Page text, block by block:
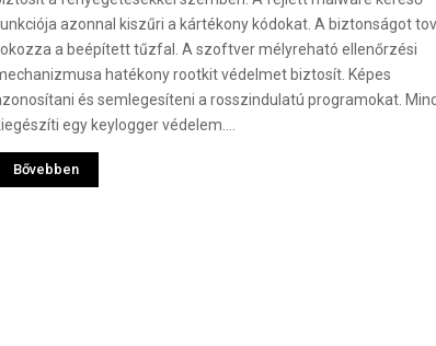
azonnal kiszűri a kártékony kódokat. A biztonságot
a beépített tűzfal. A szoftver mélyreható ellenőrzési
hatékony rootkit védelmet biztosít. Képes
és semlegesíteni a rosszindulatú programokat.
egy keylogger védelem....
Bővebben